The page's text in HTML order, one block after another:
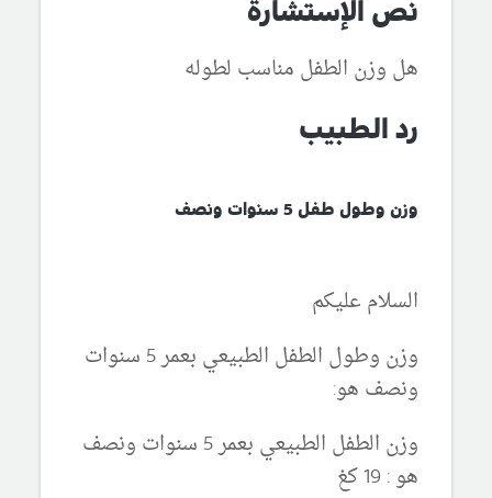
نص الإستشارة
هل وزن الطفل مناسب لطوله
رد الطبيب
وزن وطول طفل 5 سنوات ونصف
السلام عليكم
وزن وطول الطفل الطبيعي بعمر 5 سنوات
ونصف هو:
وزن الطفل الطبيعي بعمر 5 سنوات ونصف
هو : 19 كغ